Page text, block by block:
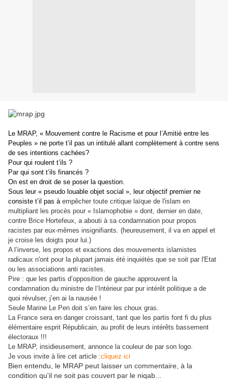
Le MRAP, « Mouvement contre le Racisme et pour l’Amitié entre les
Peuples » ne porte t’il pas un intitulé allant complètement à contre sens
de ses intentions cachées?
Pour qui roulent t’ils ?
Par qui sont t’ils financés ?
On est en droit de se poser la question.
Sous leur « pseudo louable objet social », leur objectif premier ne
consiste t’il pas à empêcher toute critique laïque de l'islam en
multipliant les procès pour « Islamophobie » dont, dernier en date,
contre Brice Hortefeux, a abouti à sa condamnation pour propos
racistes par eux-mêmes insignifiants. (heureusement, il va en appel et
je croise les doigts pour lui.)
A l’inverse, les propos et exactions des mouvements islamistes
radicaux n'ont pour la plupart jamais été inquiétés que se soit par l'Etat
ou les associations anti racistes.
Pire : que les partis d’opposition de gauche approuvent la
condamnation du ministre de l’Intérieur par pur intérêt politique a de
quoi révulser, j’en ai la nausée !
Seule Marine Le Pen doit s’en faire les choux gras.
La France sera en danger croissant, tant que les partis font fi du plus
élémentaire esprit Républicain, au profit de leurs intérêts bassement
électoraux !!!
Le MRAP, insidieusement, annonce la couleur de par son logo.
Je vous invite à lire cet article :cliquez ici
Bien entendu, le MRAP peut laisser un commentaire, à la
condition qu'il ne soit pas couvert par le niqab...